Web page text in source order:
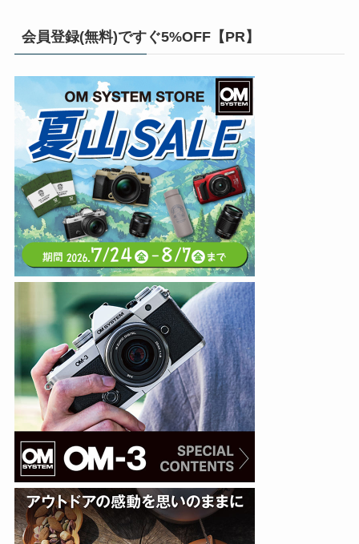
会員登録(無料)ですぐ5%OFF【PR】